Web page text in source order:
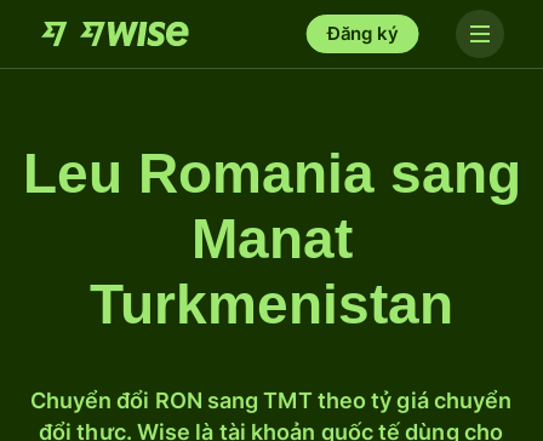
Đăng ký
Leu Romania sang
Manat
Turkmenistan
Chuyển đổi RON sang TMT theo tỷ giá chuyển
đổi thực. Wise là tài khoản quốc tế dùng cho